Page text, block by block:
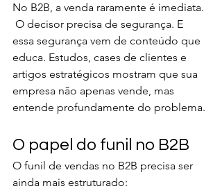
No B2B, a venda raramente é imediata.
essa segurança vem de conteúdo que
educa. Estudos, cases de clientes e
artigos estratégicos mostram que sua
empresa não apenas vende, mas
entende profundamente do problema.
O papel do funil no B2B
O funil de vendas no B2B precisa ser
ainda mais estruturado: